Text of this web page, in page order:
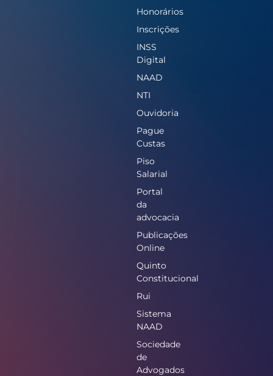
Honorários
Inscrições
INSS
Digital
NAAD
NTI
Ouvidoria
Pague
Custas
Piso
Salarial
Portal
da
advocacia
Publicações
Online
Quinto
Constitucional
Rui
Sistema
NAAD
Sociedade
de
Advogados